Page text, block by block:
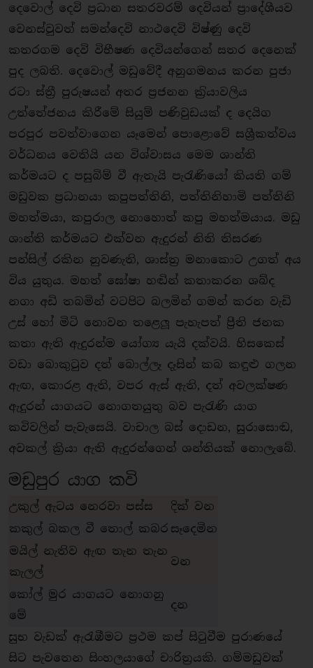
දෙවොල් දෙවි ප‍්‍රධාන සතරවරම් දෙවියන් ප‍්‍රාදේශීයව
වෙනස්වුවත් සමන්දෙවි නාථදෙවි විෂ්ණු දෙවි
කතරගම දෙවි විභීෂණ දෙවියන්ගෙන් සතර දෙනෙක්
පුද ලබති. දෙවොල් මඩුවේදී අනුගමනය කරන පුජා
රටා ස්තී‍්‍ර පුරුෂයන් අතර ප‍්‍රජනන ක‍්‍රියාවලිය
උත්තේජනය කිරීමේ සියුම් පණිවුඩයක් ද දෙයිග
පරපුර පවත්වාගෙන යෑමෙන් පොළොවේ සශ්‍රීකත්වය
වර්ධනය වෙතියි යන විශ්වාසය මෙම ශාන්ති
කර්මයට ද පසුබිම් වී ඇතැයි පැරැණියෝ කියති ගම්
මඩුවක ප‍්‍රධානයා කපුපත්තිනි, පත්තිනිහාමි පත්තිනි
මහත්මයා, කපුරාල නොහොත් කපු මහත්මයාය. මඩු
ශාන්ති කර්මයට එක්වන ඇදුරන් නිති තිසරණ
පන්සිල් රකින නුවණැති, ශාස්ත‍්‍ර මනාකොට උගත් අය
විය යුතුය. මහත් ඝෝෂා හඬින් කතාකරන ශබ්ද
නගා අඩි තබමින් වටපිට බලමින් ගමන් කරන වැඩි
උස් හෝ මිටි නොවන තළෙලූ පැහැපත් පී‍්‍රති ජනක
කතා ඇති ඇදුරන්ම යෝග්‍ය යැයි දක්වයි. හිසකෙස්
වඩා බොකුටුව දත් බොල්ලෑ දෑසින් කබ කඳුළු ගලන
ඇඟ, කොරළ ඇති, වපර ඇස් ඇති, දත් අවලක්ෂණ
ඇදුරන් යාගයට නොගතයුතු බව පැරැණි යාග
කවිවලින් පැවැසෙයි. වාචාල බස් දොඩන, සුරාසොඬ,
අවකල් කි‍්‍රයා ඇති ඇදුරන්ගෙන් ශන්තියක් නොලැබේ.
මඩුපුර යාග කවි
උකුල් ඇටය නෙරවා පස්ස
දික් වන
කකුල් බකල වී තොල් කබර සෑදෙමින
මයිල් නැතිව ඇඟ තැන තැන
කැලල්
වන
කෝල් මුර යාගයට නොගනු
මේ
දන
සුභ වැඩක් ඇරැඹීමට ප‍්‍රථම කප් සිටුවීම පුරාණයේ
සිට පැවතෙන සිංහලයාගේ චාරිත‍්‍රයකි. ගම්මඩුවක්